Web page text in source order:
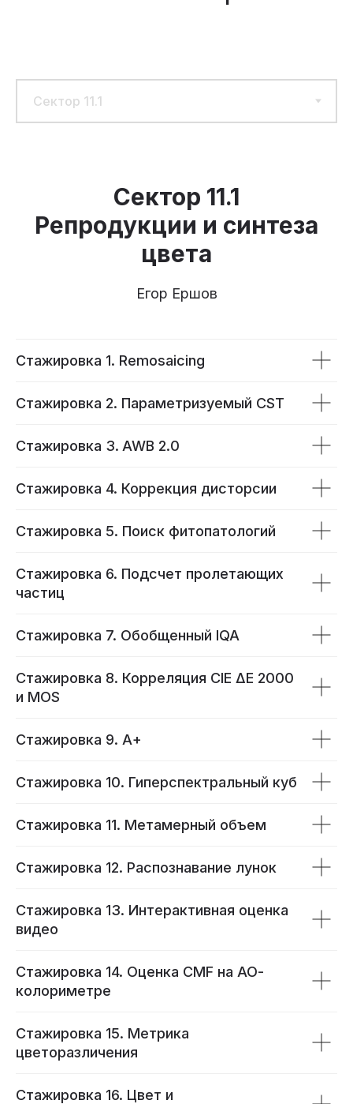
Сектор 11.1
Репродукции и синтеза
цвета
Егор Ершов
Стажировка 1. Remosaicing
Стажировка 2. Параметризуемый CST
Стажировка 3. AWB 2.0
Стажировка 4. Коррекция дисторсии
Стажировка 5. Поиск фитопатологий
Стажировка 6. Подсчет пролетающих
частиц
Стажировка 7. Обобщенный IQA
Стажировка 8. Корреляция CIE ΔE 2000
и MOS
Стажировка 9. А+
Стажировка 10. Гиперспектральный куб
Стажировка 11. Метамерный объем
Стажировка 12. Распознавание лунок
Стажировка 13. Интерактивная оценка
видео
Стажировка 14. Оценка CMF на АО-
колориметре
Стажировка 15. Метрика
цветоразличения
Стажировка 16. Цвет и